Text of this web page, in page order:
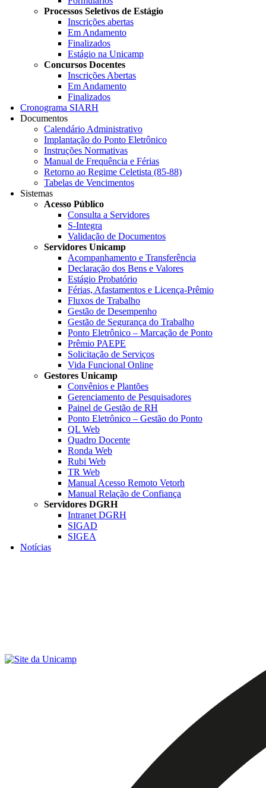
Processos Seletivos de Estágio
Inscrições abertas
Em Andamento
Finalizados
Estágio na Unicamp
Concursos Docentes
Inscrições Abertas
Em Andamento
Finalizados
Cronograma SIARH
Documentos
Calendário Administrativo
Implantação do Ponto Eletrônico
Instruções Normativas
Manual de Frequência e Férias
Retorno ao Regime Celetista (85-88)
Tabelas de Vencimentos
Sistemas
Acesso Público
Consulta a Servidores
S-Integra
Validação de Documentos
Servidores Unicamp
Acompanhamento e Transferência
Declaração dos Bens e Valores
Estágio Probatório
Férias, Afastamentos e Licença-Prêmio
Fluxos de Trabalho
Gestão de Desempenho
Gestão de Segurança do Trabalho
Ponto Eletrônico – Marcação de Ponto
Prêmio PAEPE
Solicitação de Serviços
Vida Funcional Online
Gestores Unicamp
Convênios e Plantões
Gerenciamento de Pesquisadores
Painel de Gestão de RH
Ponto Eletrônico – Gestão do Ponto
QL Web
Quadro Docente
Ronda Web
Rubi Web
TR Web
Manual Acesso Remoto Vetorh
Manual Relação de Confiança
Servidores DGRH
Intranet DGRH
SIGAD
SIGEA
Notícias